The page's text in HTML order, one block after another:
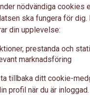
i internetbanken
flödet.
nödvändiga cookies
ska fungera för
din upplevelse:
prestanda och
marknadsföring
ta tillbaka ditt cookie-
profil när du är inloggad.